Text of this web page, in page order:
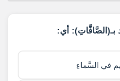
بـ(الصَّافَّاتِ): أي:
في السَّماءِ